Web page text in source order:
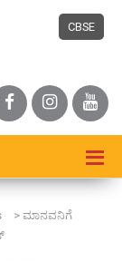
CBSE
> ಮಾನವನಿಗೆ